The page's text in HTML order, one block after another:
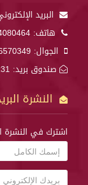
البريد
هاتف:
الجوال:
صندوق بريد: 12231
النشرة
اشترك في النشرة